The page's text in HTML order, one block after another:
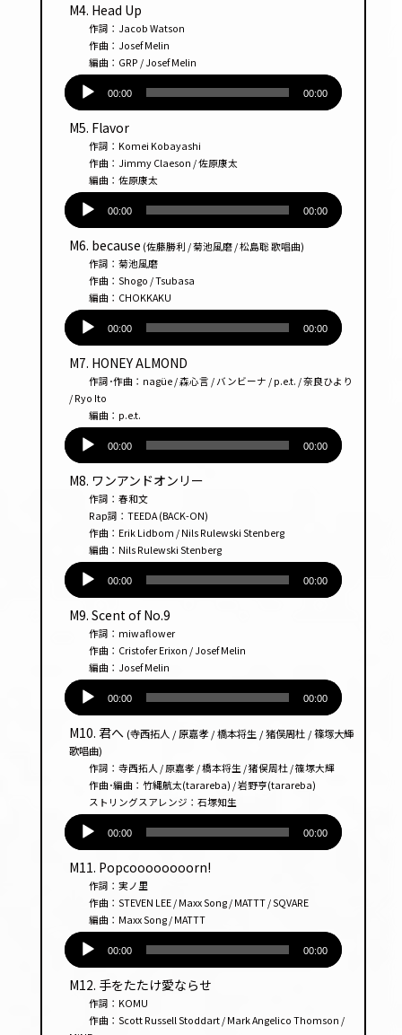
レーM4. Head Up
作詞：Jacob Watson
作曲：Josef Melin
編曲：GRP / Josef Melin
レー
00:00 00:00
M5. Flavor
作詞：Komei Kobayashi
作曲：Jimmy Claeson / 佐原康太
編曲：佐原康太
レー
00:00 00:00
M6. because (佐藤勝利 / 菊池風磨 / 松島聡 歌唱曲)
作詞：菊池風磨
作曲：Shogo / Tsubasa
編曲：CHOKKAKU
レー
ヤー
00:00 00:00
M7. HONEY ALMOND
作詞･作曲：nagüe / 森心言 / バンビーナ / p.e.t. / 奈良ひより
/ Ryo Ito
編曲：p.e.t.
レー
00:00 00:00
M8. ワンアンドオンリー
作詞：春和文
Rap詞：TEEDA (BACK-ON)
作曲：Erik Lidbom / Nils Rulewski Stenberg
編曲：Nils Rulewski Stenberg
レー
00:00 00:00
M9. Scent of No.9
作詞：miwaflower
作曲：Cristofer Erixon / Josef Melin
編曲：Josef Melin
レー
ヤー
00:00 00:00
M10. 君へ(寺西拓人 / 原嘉孝 / 橋本将生 / 猪俣周杜 / 篠塚大輝
歌唱曲)
作詞：寺西拓人 / 原嘉孝 / 橋本将生 / 猪俣周杜 / 篠塚大輝
作曲･編曲：竹縄航太(tarareba) / 岩野亨(tarareba)
ストリングスアレンジ：石塚知生
レー
00:00 00:00
M11. Popcoooooooorn!
作詞：実ノ里
作曲：STEVEN LEE / Maxx Song / MATTT / SQVARE
編曲：Maxx Song / MATTT
レー
00:00 00:00
M12. 手をたたけ愛ならせ
作詞：KOMU
作曲：Scott Russell Stoddart / Mark Angelico Thomson /